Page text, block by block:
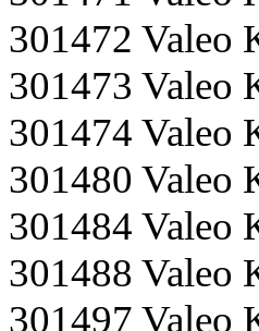
301472 Valeo
301473 Valeo
301474 Valeo
301480 Valeo
301484 Valeo
301488 Valeo
301497 Valeo